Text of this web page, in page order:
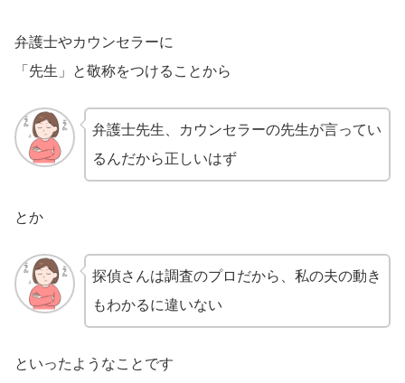
弁護士やカウンセラーに
「先生」と敬称をつけることから
弁護士先生、カウンセラーの先生が言ってい
るんだから正しいはず
とか
探偵さんは調査のプロだから、私の夫の動き
もわかるに違いない
といったようなことです